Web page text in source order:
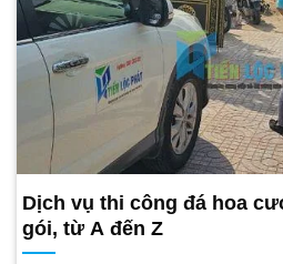
Dịch vụ thi công đá hoa
gói, từ A đến Z